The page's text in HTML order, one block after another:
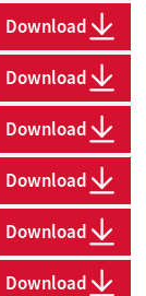
Download
Download
Download
Download
Download
Download